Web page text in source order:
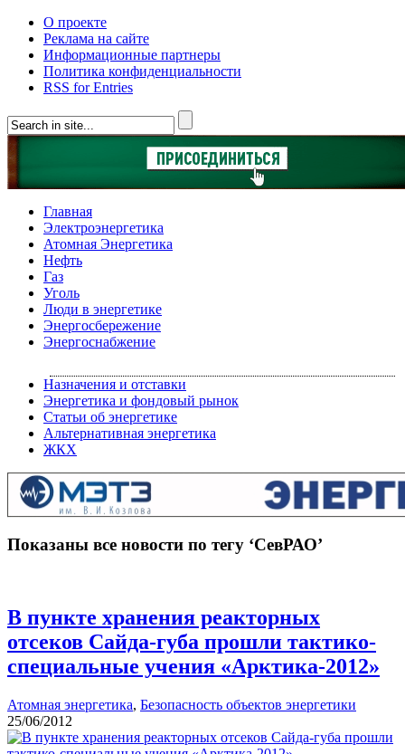
О проекте
Реклама на сайте
Информационные партнеры
Политика конфиденциальности
RSS for Entries
Главная
Электроэнергетика
Атомная Энергетика
Нефть
Газ
Уголь
Люди в энергетике
Энергосбережение
Энергоснабжение
Назначения и отставки
Энергетика и фондовый рынок
Статьи об энергетике
Альтернативная энергетика
ЖКХ
Показаны все новости по тегу ‘СевРАО’
В пункте хранения реакторных
отсеков Сайда-губа прошли тактико-
специальные учения «Арктика-2012»
Атомная энергетика, Безопасность объектов энергетики
25/06/2012